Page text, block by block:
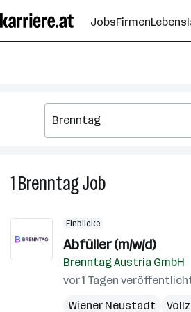
Seiteninhalt
springen
JobsFirmen
1BrenntagJob1
Einblicke
Abfüller (m/w/d)
Brenntag Austria GmbH
vor 1 Tagen
Wiener Neustadt